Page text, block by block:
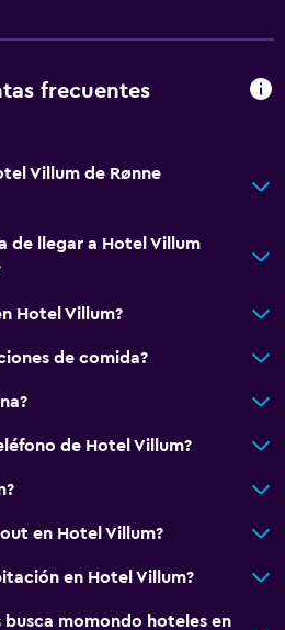
frecuentes
Villum de Rønne
de llegar a Hotel Villum
Hotel Villum?
de comida?
de Hotel Villum?
en Hotel Villum?
en Hotel Villum?
busca momondo hoteles en